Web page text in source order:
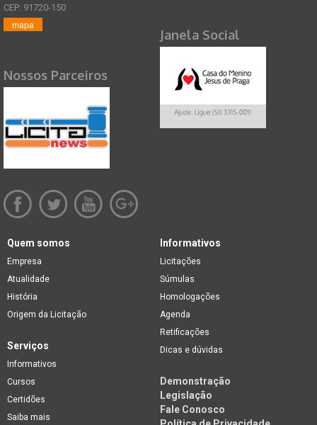
CEP: 91720-150
mapa
Nossos Parceiros
Janela Social
Quem somos
Empresa
Atualidade
História
Origem da Licitação
Informativos
Licitações
Súmulas
Homologações
Agenda
Retificações
Dicas e dúvidas
Serviços
Informativos
Cursos
Certidões
Saiba mais
Demonstração
Legislação
Fale Conosco